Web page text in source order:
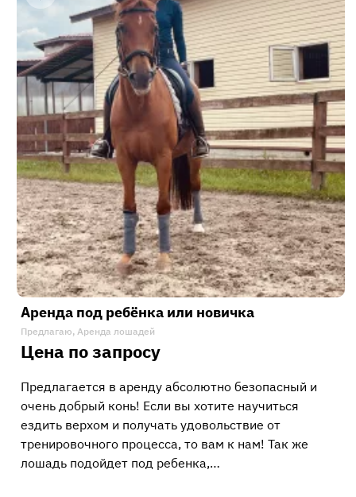
Аренда под ребёнка или новичка
Предлагаю, Аренда лошадей
Цена по запросу
Предлагается в аренду абсолютно безопасный и
очень добрый конь! Если вы хотите научиться
ездить верхом и получать удовольствие от
тренировочного процесса, то вам к нам! Так же
лошадь подойдет под ребенка,…